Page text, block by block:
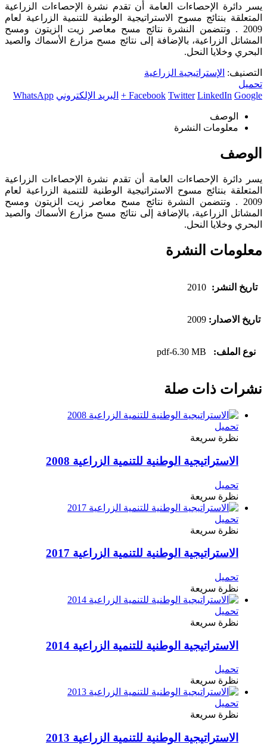
يسر دائرة الإحصاءات العامة أن تقدم نشرة الإحصاءات الزراعية
المتعلقة بنتائج مسوح الاستراتيجية الوطنية للتنمية الزراعية لعام
2009 . وتتضمن النشرة نتائج مسح معاصر زيت الزيتون ومسح
المشاتل الزراعية، بالإضافة إلى نتائج مسح مزارع الأسماك والصيد
البحري وخلايا النحل.
التصنيف: الإستراتيجية الزراعية
تحميل
Facebook Twitter LinkedIn Google + البريد الإلكتروني WhatsApp
الوصف
معلومات النشرة
الوصف
يسر دائرة الإحصاءات العامة أن تقدم نشرة الإحصاءات الزراعية
المتعلقة بنتائج مسوح الاستراتيجية الوطنية للتنمية الزراعية لعام
2009 . وتتضمن النشرة نتائج مسح معاصر زيت الزيتون ومسح
المشاتل الزراعية، بالإضافة إلى نتائج مسح مزارع الأسماك والصيد
البحري وخلايا النحل.
معلومات النشرة
تاريخ النشر: 2010
تاريخ الاصدار: 2009
نوع الملف: pdf-6.30 MB
نشرات ذات صلة
تحميل
نظرة سريعة
الاستراتيجية الوطنية للتنمية الزراعية 2008
تحميل
نظرة سريعة
تحميل
نظرة سريعة
الاستراتيجية الوطنية للتنمية الزراعية 2017
تحميل
نظرة سريعة
تحميل
نظرة سريعة
الاستراتيجية الوطنية للتنمية الزراعية 2014
تحميل
نظرة سريعة
تحميل
نظرة سريعة
الاستراتيجية الوطنية للتنمية الزراعية 2013